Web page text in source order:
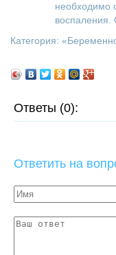
необходимо
воспаления.
Категория: «
Ответы (0):
Ответить на